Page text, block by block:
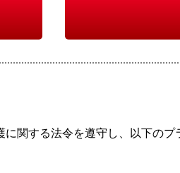
関する法令を遵守し、以下の